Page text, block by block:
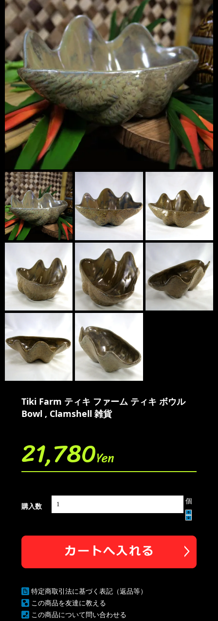
Tiki Farm ティキ ファーム ティキ ボウル
Bowl , Clamshell 雑貨
21,780Yen
購入数
個
特定商取引法に基づく表記（返品等）
この商品を友達に教える
この商品について問い合わせる